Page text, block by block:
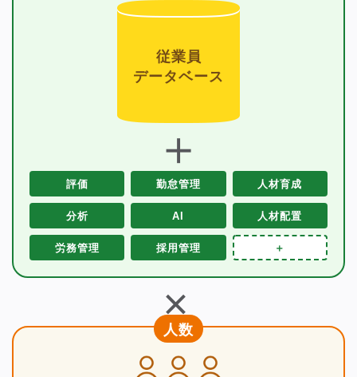
従業員
データベース
＋
評価 勤怠管理 人材育成
分析 AI 人材配置
労務管理 採用管理 ＋
＋
人数